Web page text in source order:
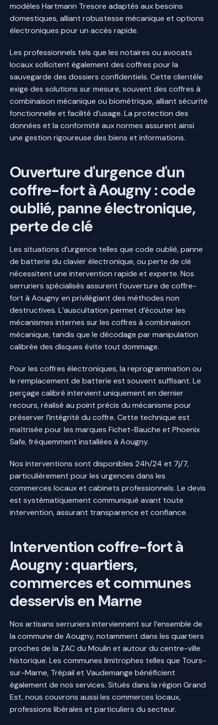
modèles Hartmann Tresore adaptés aux besoins
domestiques, alliant robustesse mécanique et options
électroniques pour un accès rapide.
Les professionnels tels que les notaires ou avocats
locaux sollicitent également des coffres pour la
sauvegarde des dossiers confidentiels. Cette clientèle
exige des solutions sur mesure, souvent des coffres à
combinaison mécanique ou biométrique, alliant sécurité
fonctionnelle et facilité d’usage. La protection des
données et la conformité aux normes assurent ainsi
une gestion rigoureuse des biens et informations.
Ouverture d'urgence d'un
coffre-fort à Aougny : code
oublié, panne électronique,
perte de clé
Les situations d’urgence telles que code oublié, panne
de batterie du clavier électronique, ou perte de clé
nécessitent une intervention rapide et experte. Nos
serruriers spécialisés assurent l’ouverture de coffre-
fort à Aougny en privilégiant des méthodes non
destructives. L’auscultation permet d’écouter les
mécanismes internes sur les coffres à combinaison
mécanique, tandis que le décodage par manipulation
calibrée des disques évite tout dommage.
Pour les coffres électroniques, la reprogrammation ou
le remplacement de batterie est souvent suffisant. Le
perçage calibré intervient uniquement en dernier
recours, réalisé au point précis du mécanisme pour
préserver l’intégrité du coffre. Cette technique est
maîtrisée pour les marques Fichet-Bauche et Phoenix
Safe, fréquemment installées à Aougny.
Nos interventions sont disponibles 24h/24 et 7j/7,
particulièrement pour les urgences dans les
commerces locaux et cabinets professionnels. Le devis
est systématiquement communiqué avant toute
intervention, assurant transparence et confiance.
Intervention coffre-fort à
Aougny : quartiers,
commerces et communes
desservis en Marne
Nos artisans serruriers interviennent sur l’ensemble de
la commune de Aougny, notamment dans les quartiers
proches de la ZAC du Moulin et autour du centre-ville
historique. Les communes limitrophes telles que Tours-
sur-Marne, Trépail et Vaudemange bénéficient
également de nos services. Situés dans la région Grand
Est, nous couvrons aussi les commerces locaux,
professions libérales et particuliers du secteur.